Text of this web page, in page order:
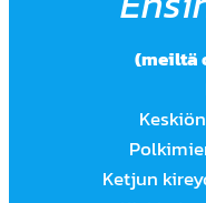
(meiltä
Ketjun